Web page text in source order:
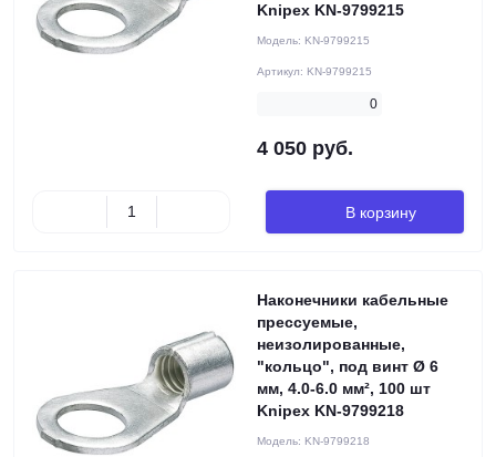
Knipex KN-9799215
Модель: KN-9799215
Артикул: KN-9799215
0
4 050 руб.
В корзину
Наконечники кабельные
прессуемые,
неизолированные,
"кольцо", под винт Ø 6
мм, 4.0-6.0 мм², 100 шт
Knipex KN-9799218
Модель: KN-9799218